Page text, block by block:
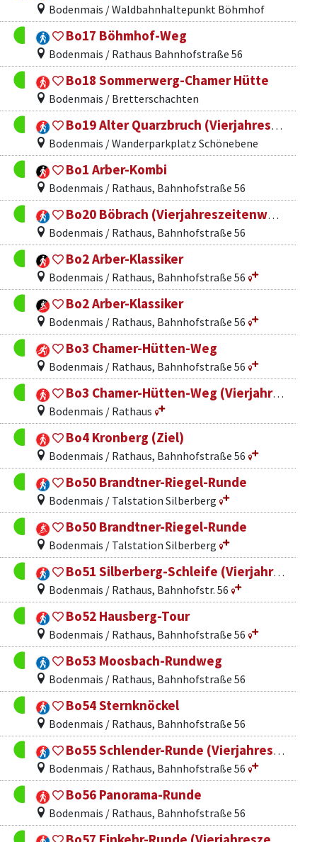
Bodenmais / Waldbahnhaltepunkt Böhmhof
Bo17 Böhmhof-Weg
Bodenmais / Rathaus Bahnhofstraße 56
Bo18 Sommerwerg-Chamer Hütte
Bodenmais / Bretterschachten
Bo19 Alter Quarzbruch (Vierjahreszeitenweg)
Bodenmais / Wanderparkplatz Schönebene
Bo1 Arber-Kombi
Bodenmais / Rathaus, Bahnhofstraße 56
Bo20 Böbrach (Vierjahreszeitenweg)
Bodenmais / Rathaus, Bahnhofstraße 56
Bo2 Arber-Klassiker
Bodenmais / Rathaus, Bahnhofstraße 56
Bo2 Arber-Klassiker
Bodenmais / Rathaus, Bahnhofstraße 56
Bo3 Chamer-Hütten-Weg
Bodenmais / Rathaus, Bahnhofstraße 56
Bo3 Chamer-Hütten-Weg (Vierjahreszeitenweg)
Bodenmais / Rathaus
Bo4 Kronberg (Ziel)
Bodenmais / Rathaus, Bahnhofstraße 56
Bo50 Brandtner-Riegel-Runde
Bodenmais / Talstation Silberberg
Bo50 Brandtner-Riegel-Runde
Bodenmais / Talstation Silberberg
Bo51 Silberberg-Schleife (Vierjahreszeitenweg)
Bodenmais / Rathaus, Bahnhofstr. 56
Bo52 Hausberg-Tour
Bodenmais / Rathaus, Bahnhofstraße 56
Bo53 Moosbach-Rundweg
Bodenmais / Rathaus, Bahnhofstraße 56
Bo54 Sternknöckel
Bodenmais / Rathaus, Bahnhofstraße 56
Bo55 Schlender-Runde (Vierjahreszeitenweg)
Bodenmais / Rathaus, Bahnhofstraße 56
Bo56 Panorama-Runde
Bodenmais / Rathaus, Bahnhofstraße 56